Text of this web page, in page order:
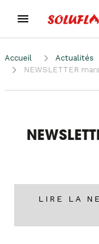
Accueil Actualités
NEWSLETTER
LIRE LA